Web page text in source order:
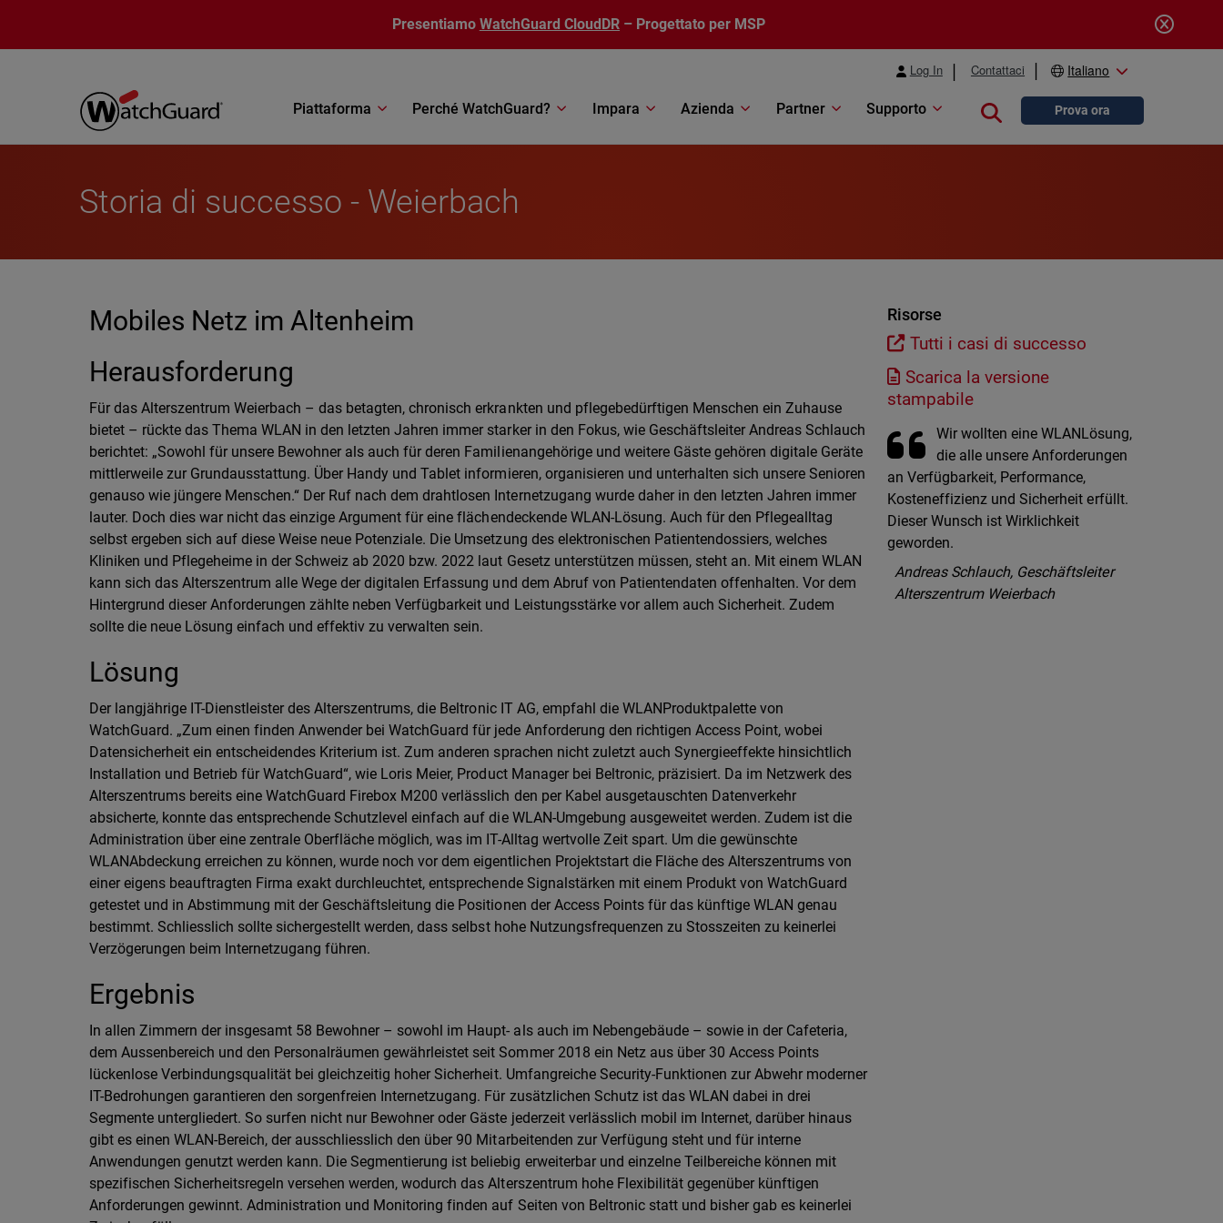
Presentiamo WatchGuard CloudDR – Progettato per MSP
Log In Contattaci Italiano
Piattaforma Perché WatchGuard? Impara Azienda Partner Supporto Close searchProva ora
Storia di successo - Weierbach
Mobiles Netz im Altenheim
Herausforderung
Für das Alterszentrum Weierbach – das betagten, chronisch erkrankten und pflegebedürftigen Menschen ein Zuhause
bietet – rückte das Thema WLAN in den letzten Jahren immer starker in den Fokus, wie Geschäftsleiter Andreas Schlauch
berichtet: „Sowohl für unsere Bewohner als auch für deren Familienangehörige und weitere Gäste gehören digitale Geräte
mittlerweile zur Grundausstattung. Über Handy und Tablet informieren, organisieren und unterhalten sich unsere Senioren
genauso wie jüngere Menschen.“ Der Ruf nach dem drahtlosen Internetzugang wurde daher in den letzten Jahren immer
lauter. Doch dies war nicht das einzige Argument für eine flächendeckende WLAN-Lösung. Auch für den Pflegealltag
selbst ergeben sich auf diese Weise neue Potenziale. Die Umsetzung des elektronischen Patientendossiers, welches
Kliniken und Pflegeheime in der Schweiz ab 2020 bzw. 2022 laut Gesetz unterstützen müssen, steht an. Mit einem WLAN
kann sich das Alterszentrum alle Wege der digitalen Erfassung und dem Abruf von Patientendaten offenhalten. Vor dem
Hintergrund dieser Anforderungen zählte neben Verfügbarkeit und Leistungsstärke vor allem auch Sicherheit. Zudem
sollte die neue Lösung einfach und effektiv zu verwalten sein.
Lösung
Der langjährige IT-Dienstleister des Alterszentrums, die Beltronic IT AG, empfahl die WLANProduktpalette von
WatchGuard. „Zum einen finden Anwender bei WatchGuard für jede Anforderung den richtigen Access Point, wobei
Datensicherheit ein entscheidendes Kriterium ist. Zum anderen sprachen nicht zuletzt auch Synergieeffekte hinsichtlich
Installation und Betrieb für WatchGuard“, wie Loris Meier, Product Manager bei Beltronic, präzisiert. Da im Netzwerk des
Alterszentrums bereits eine WatchGuard Firebox M200 verlässlich den per Kabel ausgetauschten Datenverkehr
absicherte, konnte das entsprechende Schutzlevel einfach auf die WLAN-Umgebung ausgeweitet werden. Zudem ist die
Administration über eine zentrale Oberfläche möglich, was im IT-Alltag wertvolle Zeit spart. Um die gewünschte
WLANAbdeckung erreichen zu können, wurde noch vor dem eigentlichen Projektstart die Fläche des Alterszentrums von
einer eigens beauftragten Firma exakt durchleuchtet, entsprechende Signalstärken mit einem Produkt von WatchGuard
getestet und in Abstimmung mit der Geschäftsleitung die Positionen der Access Points für das künftige WLAN genau
bestimmt. Schliesslich sollte sichergestellt werden, dass selbst hohe Nutzungsfrequenzen zu Stosszeiten zu keinerlei
Verzögerungen beim Internetzugang führen.
Ergebnis
In allen Zimmern der insgesamt 58 Bewohner – sowohl im Haupt- als auch im Nebengebäude – sowie in der Cafeteria,
dem Aussenbereich und den Personalräumen gewährleistet seit Sommer 2018 ein Netz aus über 30 Access Points
lückenlose Verbindungsqualität bei gleichzeitig hoher Sicherheit. Umfangreiche Security-Funktionen zur Abwehr moderner
IT-Bedrohungen garantieren den sorgenfreien Internetzugang. Für zusätzlichen Schutz ist das WLAN dabei in drei
Segmente untergliedert. So surfen nicht nur Bewohner oder Gäste jederzeit verlässlich mobil im Internet, darüber hinaus
gibt es einen WLAN-Bereich, der ausschliesslich den über 90 Mitarbeitenden zur Verfügung steht und für interne
Anwendungen genutzt werden kann. Die Segmentierung ist beliebig erweiterbar und einzelne Teilbereiche können mit
spezifischen Sicherheitsregeln versehen werden, wodurch das Alterszentrum hohe Flexibilität gegenüber künftigen
Anforderungen gewinnt. Administration und Monitoring finden auf Seiten von Beltronic statt und bisher gab es keinerlei
Risorse
Tutti i casi di successo
Scarica la versione
stampabile
Wir wollten eine WLANLösung,
die alle unsere Anforderungen
an Verfügbarkeit, Performance,
Kosteneffizienz und Sicherheit erfüllt.
Dieser Wunsch ist Wirklichkeit
geworden.
Andreas Schlauch, Geschäftsleiter
Alterszentrum Weierbach